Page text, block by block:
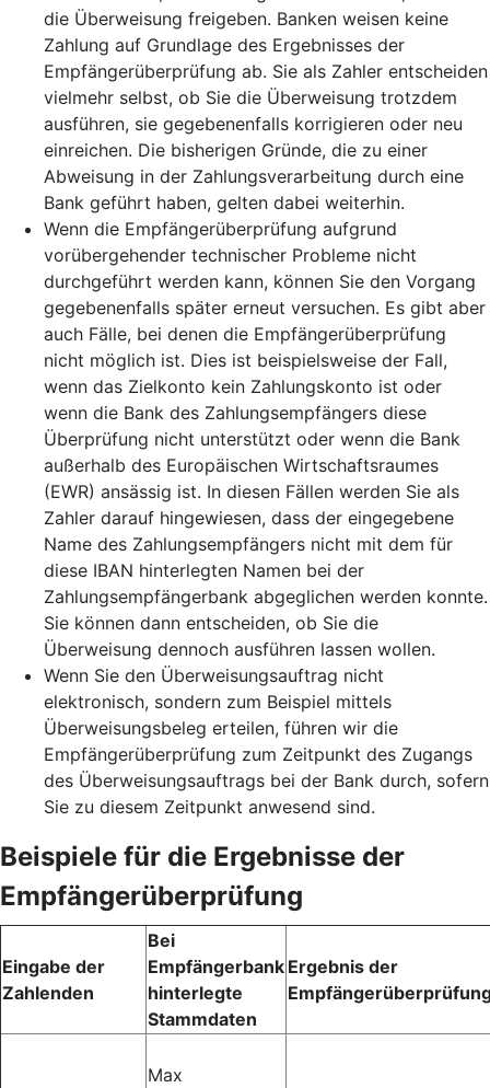
die Überweisung freigeben. Banken weisen keine
Zahlung auf Grundlage des Ergebnisses der
Empfängerüberprüfung ab. Sie als Zahler entscheiden
vielmehr selbst, ob Sie die Überweisung trotzdem
ausführen, sie gegebenenfalls korrigieren oder neu
einreichen. Die bisherigen Gründe, die zu einer
Abweisung in der Zahlungsverarbeitung durch eine
Bank geführt haben, gelten dabei weiterhin.
Wenn die Empfängerüberprüfung aufgrund
vorübergehender technischer Probleme nicht
durchgeführt werden kann, können Sie den Vorgang
gegebenenfalls später erneut versuchen. Es gibt aber
auch Fälle, bei denen die Empfängerüberprüfung
nicht möglich ist. Dies ist beispielsweise der Fall,
wenn das Zielkonto kein Zahlungskonto ist oder
wenn die Bank des Zahlungsempfängers diese
Überprüfung nicht unterstützt oder wenn die Bank
außerhalb des Europäischen Wirtschaftsraumes
(EWR) ansässig ist. In diesen Fällen werden Sie als
Zahler darauf hingewiesen, dass der eingegebene
Name des Zahlungsempfängers nicht mit dem für
diese IBAN hinterlegten Namen bei der
Zahlungsempfängerbank abgeglichen werden konnte.
Sie können dann entscheiden, ob Sie die
Überweisung dennoch ausführen lassen wollen.
Wenn Sie den Überweisungsauftrag nicht
elektronisch, sondern zum Beispiel mittels
Überweisungsbeleg erteilen, führen wir die
Empfängerüberprüfung zum Zeitpunkt des Zugangs
des Überweisungsauftrags bei der Bank durch, sofern
Sie zu diesem Zeitpunkt anwesend sind.
Beispiele für die Ergebnisse der
Empfängerüberprüfung
Eingabe der
Zahlenden
Bei
Empfängerbank
hinterlegte
Stammdaten
Ergebnis der
Max